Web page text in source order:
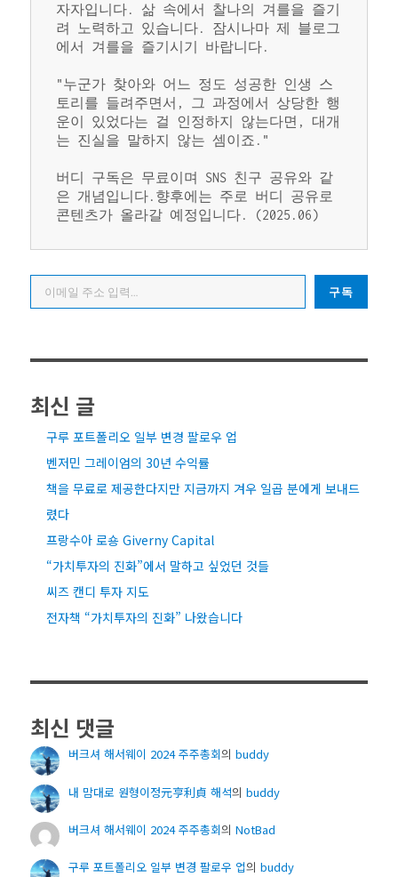
자자입니다. 삶 속에서 찰나의 겨를을 즐기
려 노력하고 있습니다. 잠시나마 제 블로그
에서 겨를을 즐기시기 바랍니다.
"누군가 찾아와 어느 정도 성공한 인생 스
토리를 들려주면서, 그 과정에서 상당한 행
운이 있었다는 걸 인정하지 않는다면, 대개
는 진실을 말하지 않는 셈이죠."
버디 구독은 무료이며 SNS 친구 공유와 같
은 개념입니다.향후에는 주로 버디 공유로
콘텐츠가 올라갈 예정입니다. (2025.06)
이메일 주소 입력…
구독
최신 글
구루 포트폴리오 일부 변경 팔로우 업
벤저민 그레이엄의 30년 수익률
책을 무료로 제공한다지만 지금까지 겨우 일곱 분에게 보내드
렸다
프랑수아 로숑 Giverny Capital
“가치투자의 진화”에서 말하고 싶었던 것들
씨즈 캔디 투자 지도
전자책 “가치투자의 진화” 나왔습니다
최신 댓글
버크셔 해서웨이 2024 주주총회의 buddy
내 맘대로 원형이정元亨利貞 해석의 buddy
버크셔 해서웨이 2024 주주총회의 NotBad
구루 포트폴리오 일부 변경 팔로우 업의 buddy